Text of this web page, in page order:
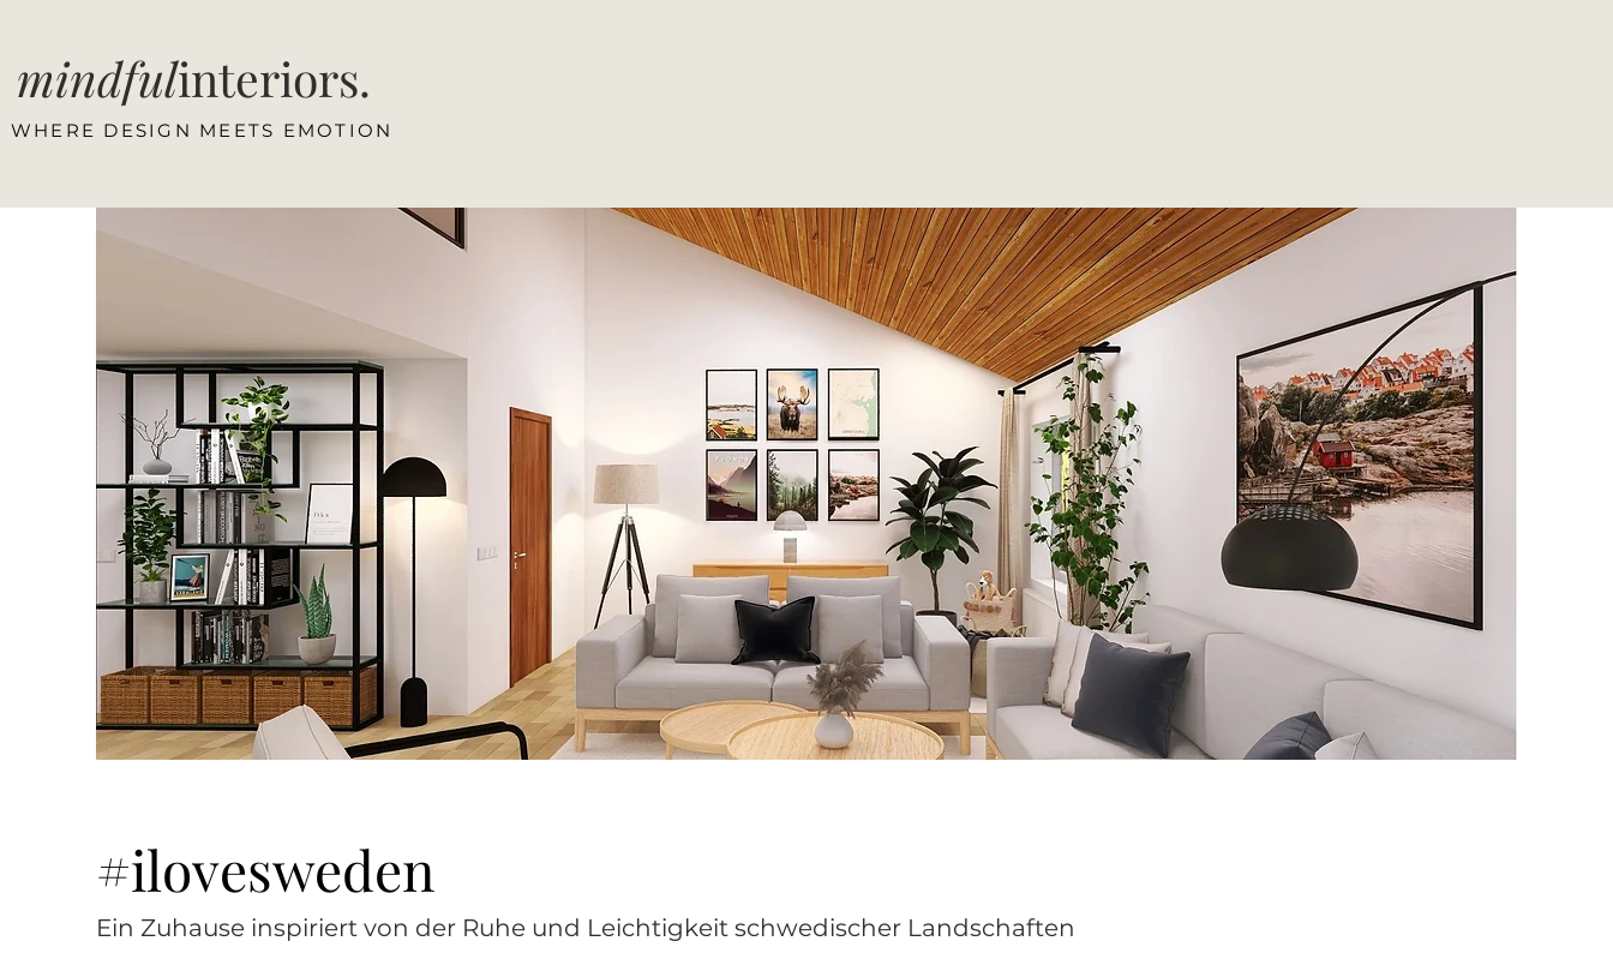
mindfulinteriors.
WHERE DESIGN MEETS EMOTION
#ilovesweden
Ein Zuhause inspiriert von der Ruhe und Leichtigkeit schwedischer Landschaften